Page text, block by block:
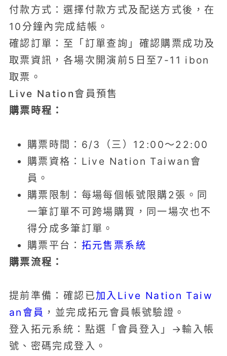
付款方式：選擇付款方式及配送方式後，在
10分鐘內完成結帳。
確認訂單：至「訂單查詢」確認購票成功及
取票資訊，各場次開演前5日至7-11 ibon
取票。
Live Nation會員預售
購票時程：
購票時間：6/3（三）12:00～22:00
購票資格：Live Nation Taiwan會
員。
購票限制：每場每個帳號限購2張。同
一筆訂單不可跨場購買，同一場次也不
得分成多筆訂單。
購票平台： 拓元售票系統
購票流程：
提前準備：確認已加入Live Nation Taiw
an會員 ，並完成拓元會員帳號驗證。
登入拓元系統：點選「會員登入」→輸入帳
號、密碼完成登入。